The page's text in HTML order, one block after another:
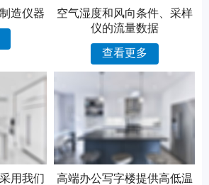
造仪器
空气湿度和风向条件、采样
仪的流量数据
查看更多
用我们
高端办公写字楼提供高低温